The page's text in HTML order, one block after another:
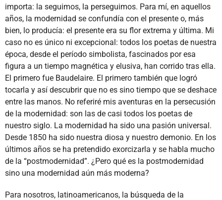
importa: la seguimos, la perseguimos. Para mí, en aquellos
años, la modernidad se confundía con el presente o, más
bien, lo producía: el presente era su flor extrema y última. Mi
caso no es único ni excepcional: todos los poetas de nuestra
época, desde el período simbolista, fascinados por esa
figura a un tiempo magnética y elusiva, han corrido tras ella.
El primero fue Baudelaire. El primero también que logró
tocarla y así descubrir que no es sino tiempo que se deshace
entre las manos. No referiré mis aventuras en la persecusión
de la modernidad: son las de casi todos los poetas de
nuestro siglo. La modernidad ha sido una pasión universal.
Desde 1850 ha sido nuestra diosa y nuestro demonio. En los
últimos años se ha pretendido exorcizarla y se habla mucho
de la “postmodernidad”. ¿Pero qué es la postmodernidad
sino una modernidad aún más moderna?
Para nosotros, latinoamericanos, la búsqueda de la